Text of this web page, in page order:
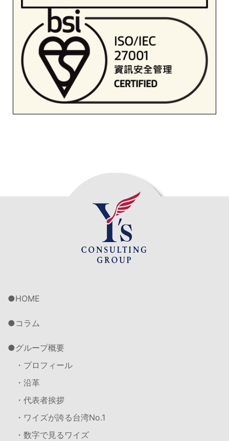
HOME
コラム
グループ概要
・プロフィール
・沿革
・代表者挨拶
・ワイズが誇る台湾No.1
・数字で見るワイズ